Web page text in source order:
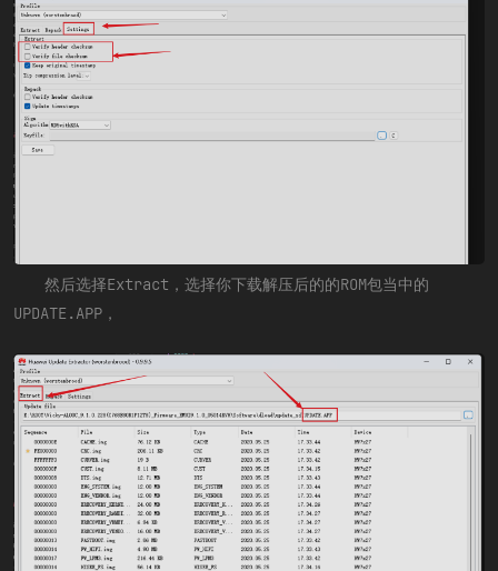
然后选择Extract，选择你下载解压后的的ROM包当中的
UPDATE.APP，